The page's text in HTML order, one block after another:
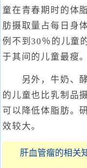
童在青春期时的体
肪摄取量占每日身
例不到30％的儿童
于其间的儿童最瘦。
另外，牛奶、酵
的儿童也比乳制品
可以降低体脂肪。
效较大。
肝血管瘤的相关